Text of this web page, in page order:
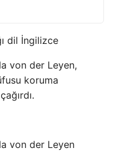
dil İngilizce
von der Leyen,
koruma
von der Leyen